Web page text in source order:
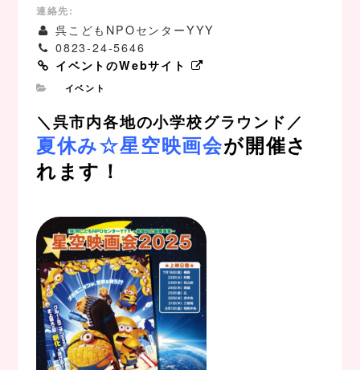
連絡先:
呉こどもNPOセンターYYY
0823-24-5646
イベントのWebサイト
イベント
＼呉市内各地の小学校グラウンド／
夏休み☆星空映画会が開催さ
れます！